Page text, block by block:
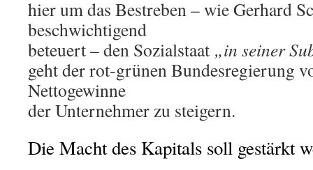
hier um das Bestreben – wie Gerhard
beschwichtigend
beteuert – den Sozialstaat „in seiner
geht der rot-grünen Bundesregierung
Nettogewinne
der Unternehmer zu steigern.
Die Macht des Kapitals soll gestärkt